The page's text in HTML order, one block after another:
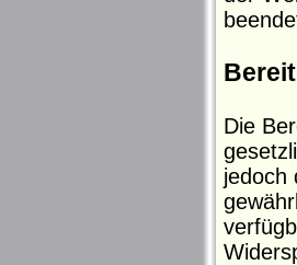
Die
jedoch